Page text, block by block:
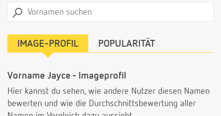
IMAGE-PROFIL POPULARITÄT
Vorname Jayce - Imageprofil
Hier kannst du sehen, wie andere Nutzer diesen Namen
bewerten und wie die Durchschnittsbewertung aller